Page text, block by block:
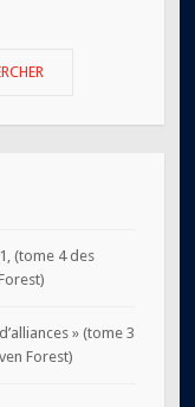
(tome 4 des
» (tome 3
Forest)